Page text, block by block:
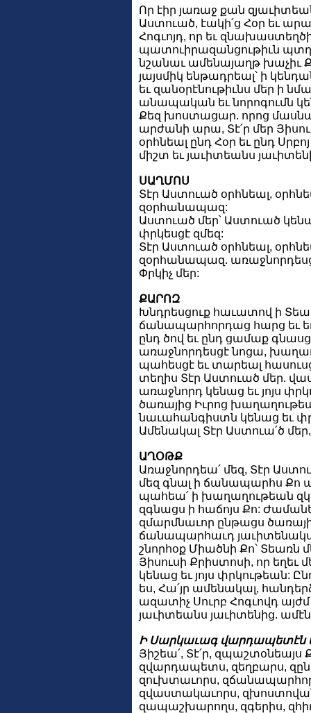
Որ էիր յառաջ քան
Աստուած, էակի՛ց Հօր եւ
Հոգւոյդ, որ եւ
պատուիրազանցութիւն
նշանաւ ամենայաղթ խաչիւ
յայսմիկ ենթադրեալ՝ ի
եւ զանօրէնութիւնս մեր ի
անապական եւ նորոգումն
Քեզ խոստացար. որոց
արժանի արա, Տէ՛ր մեր
օրհնեալ ընդ Հօր եւ ընդ
միշտ եւ յաւիտեանս
ՍԱՂՄՈՍ
Տէր Աստուած օրհնեալ,
զօրհանապազ:
Աստուած մեր՝ Աստուած
փրկեսցէ զմեզ:
Տէր Աստուած օրհնեալ,
զօրհանապազ.
Փրկիչ մեր:
ՔԱՐՈԶ
Խնդրեսցուք հաւատով ի
ճանապարհորդաց հարց եւ
ընդ ծով եւ ընդ ցամաք
առաջնորդեսցէ նոցա,
պահեսցէ եւ տարեալ
տեղիս Տէր Աստուած մեր.
առաջնորդ կենաց եւ յոյս
ծառայից Իւրոց
նաւահանգիստն կենաց եւ
Ամենակալ Տէր Աստուա՛ծ մեր,
ԱՂՕԹՔ
Առաջնորդեա՛ մեզ, Տէր
մեզ գնալ ի ճանապարհս Քո
պահեա՛ ի խաղաղութեան
զգնացս ի հաճոյս Քո:
զմարմնաւոր ընթացս
ճանապարհաւդ
շնորհօք Միածնի Քո՝ Տեառն
Յիսուսի Քրիստոսի, որ եղեւ
կենաց եւ յոյս փրկութեան:
ես, Հա՛յր ամենակալ,
ազատիչ Սուրբ Հոգւովդ այժմ
յաւիտեանս յաւիտենից.
Ի Սարկաւագ վարդապետէն
Յիշեա՛, Տէ՛ր, զպաշտօնեայս
զվարդապետս, զեղբարս,
զուխտաւորս,
զվաստակաւորս,
զապաշխարողս, զգերիս,